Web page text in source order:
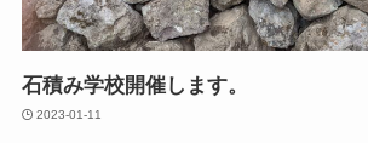
石積み学校開催します。
2023-01-11